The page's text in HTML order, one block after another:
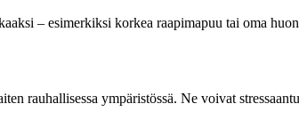
– esimerkiksi korkea raapimapuu tai oma
rauhallisessa ympäristössä. Ne voivat